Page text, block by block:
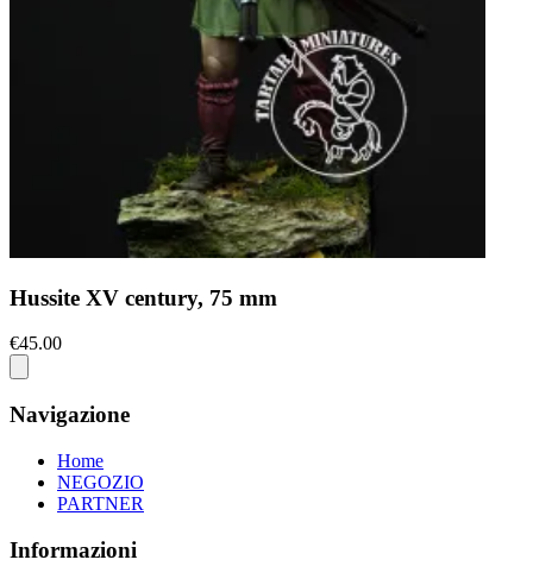
Hussite XV century, 75 mm
€45.00
Navigazione
Home
NEGOZIO
PARTNER
Informazioni